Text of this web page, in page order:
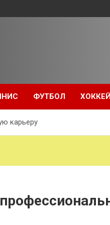
ФУТБОЛ ХОККЕЙ
карьеру